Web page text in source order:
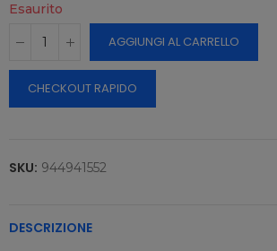
Esaurito
AGGIUNGI AL CARRELLO
CHECKOUT RAPIDO
SKU: 944941552
DESCRIZIONE